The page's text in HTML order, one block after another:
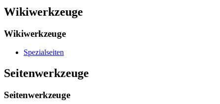
Wikiwerkzeuge
Wikiwerkzeuge
Spezialseiten
Seitenwerkzeuge
Seitenwerkzeuge